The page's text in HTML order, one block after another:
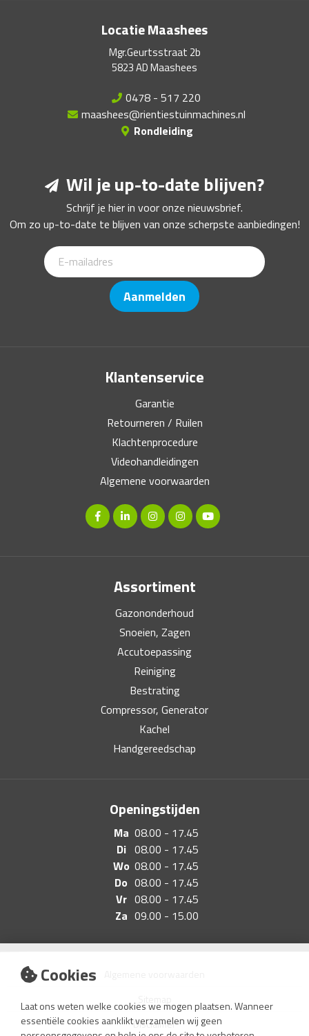
Cookies
Laat ons weten welke cookies we mogen plaatsen. Wanneer
essentiële cookies aanklikt verzamelen wij geen
Locatie Maashees
Mgr.Geurtsstraat 2b
5823 AD Maashees
0478 - 517 220
maashees@rientiestuinmachines.nl
Rondleiding
Wil je up-to-date blijven?
Schrijf je hier in voor onze nieuwsbrief.
Om zo up-to-date te blijven van onze scherpste aanbiedingen!
Aanmelden
Klantenservice
Garantie
Retourneren / Ruilen
Klachtenprocedure
Videohandleidingen
Algemene voorwaarden
Assortiment
Gazononderhoud
Snoeien, Zagen
Accutoepassing
Reiniging
Bestrating
Compressor, Generator
Kachel
Handgereedschap
Openingstijden
Ma 08.00 - 17.45
Di 08.00 - 17.45
Wo 08.00 - 17.45
Do 08.00 - 17.45
Vr 08.00 - 17.45
Za 09.00 - 15.00
Disclaimer